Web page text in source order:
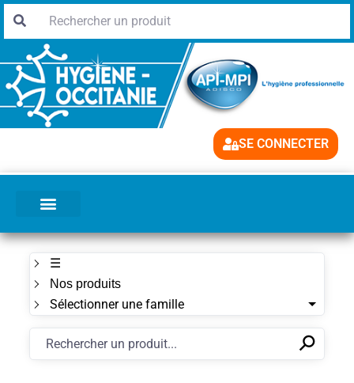
SE CONNECTER
☰
Nos produits
Sélectionner une famille
✕⚲